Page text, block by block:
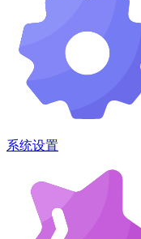
系统设置